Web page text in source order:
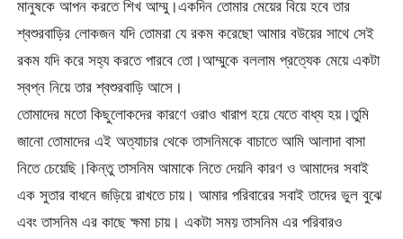
মানুষকে আপন করতে শিখ আম্মু।একদিন তোমার মেয়ের বিয়ে হবে তার
শ্বশুরবাড়ির লোকজন যদি তোমরা যে রকম করেছো আমার বউয়ের সাথে সেই
রকম যদি করে সহ্য করতে পারবে তো।আম্মুকে বললাম প্রত্যেক মেয়ে একটা
স্বপ্ন নিয়ে তার শ্বশুরবাড়ি আসে।
তোমাদের মতো কিছুলোকদের কারণে ওরাও খারাপ হয়ে যেতে বাধ্য হয়।তুমি
জানো তোমাদের এই অত্যাচার থেকে তাসনিমকে বাচাতে আমি আলাদা বাসা
নিতে চেয়েছি।কিন্তু তাসনিম আমাকে নিতে দেয়নি কারণ ও আমাদের সবাই
এক সুতার বাধনে জড়িয়ে রাখতে চায়। আমার পরিবারের সবাই তাদের ভুল বুঝে
এবং তাসনিম এর কাছে ক্ষমা চায়। একটা সময় তাসনিম এর পরিবারও